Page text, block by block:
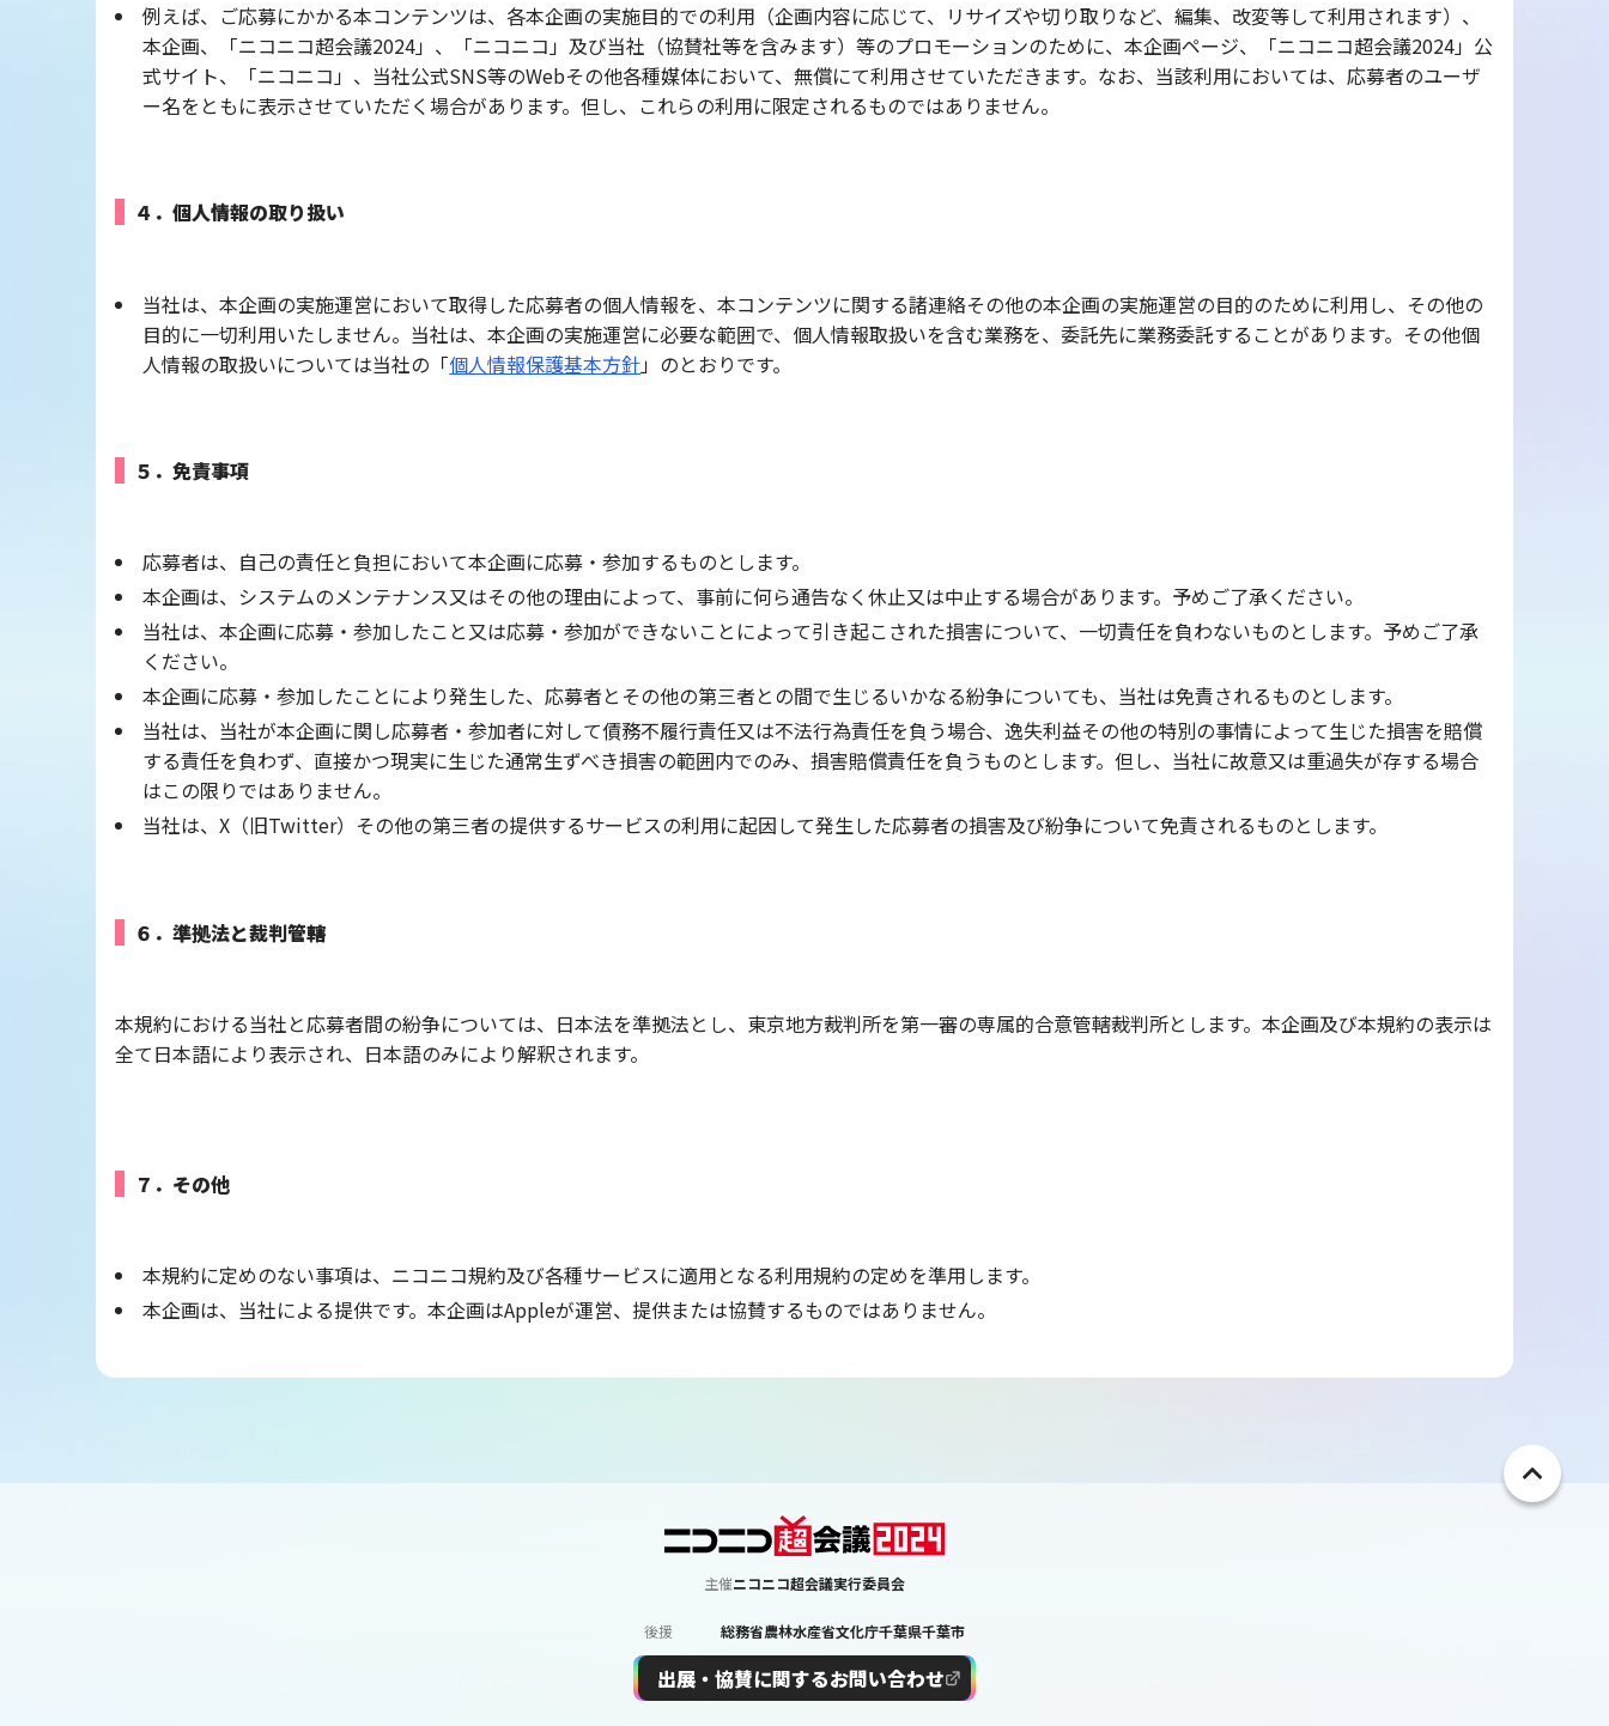
例えば、ご応募にかかる本コンテンツは、各本企画の実施目的での利用（企画内容に応じて、リサイズや切り取りなど、編集、改変等して利用されます）、
本企画、「ニコニコ超会議2024」、「ニコニコ」及び当社（協賛社等を含みます）等のプロモーションのために、本企画ページ、「ニコニコ超会議2024」公
式サイト、「ニコニコ」、当社公式SNS等のWebその他各種媒体において、無償にて利用させていただきます。なお、当該利用においては、応募者のユーザ
ー名をともに表示させていただく場合があります。但し、これらの利用に限定されるものではありません。
４．個人情報の取り扱い
当社は、本企画の実施運営において取得した応募者の個人情報を、本コンテンツに関する諸連絡その他の本企画の実施運営の目的のために利用し、その他の
目的に一切利用いたしません。当社は、本企画の実施運営に必要な範囲で、個人情報取扱いを含む業務を、委託先に業務委託することがあります。その他個
人情報の取扱いについては当社の「個人情報保護基本方針」のとおりです。
５．免責事項
応募者は、自己の責任と負担において本企画に応募・参加するものとします。
本企画は、システムのメンテナンス又はその他の理由によって、事前に何ら通告なく休止又は中止する場合があります。予めご了承ください。
当社は、本企画に応募・参加したこと又は応募・参加ができないことによって引き起こされた損害について、一切責任を負わないものとします。予めご了承
ください。
本企画に応募・参加したことにより発生した、応募者とその他の第三者との間で生じるいかなる紛争についても、当社は免責されるものとします。
当社は、当社が本企画に関し応募者・参加者に対して債務不履行責任又は不法行為責任を負う場合、逸失利益その他の特別の事情によって生じた損害を賠償
する責任を負わず、直接かつ現実に生じた通常生ずべき損害の範囲内でのみ、損害賠償責任を負うものとします。但し、当社に故意又は重過失が存する場合
はこの限りではありません。
当社は、X（旧Twitter）その他の第三者の提供するサービスの利用に起因して発生した応募者の損害及び紛争について免責されるものとします。
６．準拠法と裁判管轄
本規約における当社と応募者間の紛争については、日本法を準拠法とし、東京地方裁判所を第一審の専属的合意管轄裁判所とします。本企画及び本規約の表示は
全て日本語により表示され、日本語のみにより解釈されます。
７．その他
本規約に定めのない事項は、ニコニコ規約及び各種サービスに適用となる利用規約の定めを準用します。
本企画は、当社による提供です。本企画はAppleが運営、提供または協賛するものではありません。
ペ
ー
主催ニコニコ超会議実行委員会
後援 総務省農林水産省文化庁千葉県千葉市
出展・協賛に関するお問い合わせ